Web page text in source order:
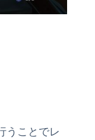
うことでレ